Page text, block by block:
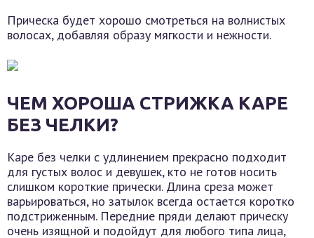
Прическа будет хорошо смотреться на волнистых
волосах, добавляя образу мягкости и нежности.
ЧЕМ ХОРОША СТРИЖКА КАРЕ
БЕЗ ЧЕЛКИ?
Каре без челки с удлинением прекрасно подходит
для густых волос и девушек, кто не готов носить
слишком короткие прически. Длина среза может
варьироваться, но затылок всегда остается коротко
подстриженным. Передние пряди делают прическу
очень изящной и подойдут для любого типа лица,